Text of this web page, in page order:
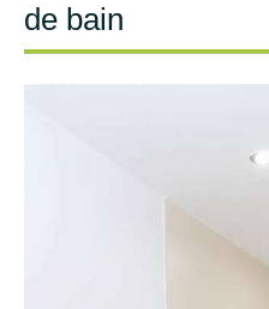
de bain